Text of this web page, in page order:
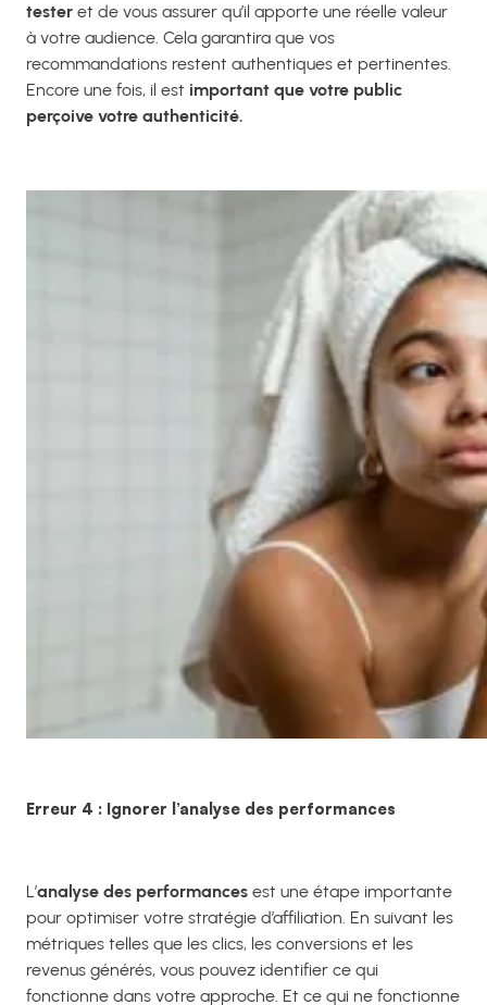
tester et de vous assurer qu’il apporte une réelle valeur
à votre audience. Cela garantira que vos
recommandations restent authentiques et pertinentes.
Encore une fois, il est important que votre public
perçoive votre authenticité.
Erreur 4 : Ignorer l’analyse des performances
L’analyse des performances est une étape importante
pour optimiser votre stratégie d’affiliation. En suivant les
métriques telles que les clics, les conversions et les
revenus générés, vous pouvez identifier ce qui
fonctionne dans votre approche. Et ce qui ne fonctionne